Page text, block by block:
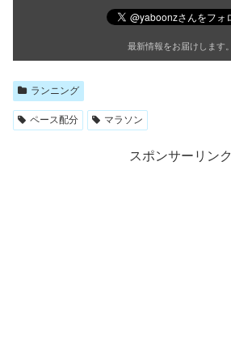
最新情報をお届けします。
ランニング
ペース配分 マラソン
スポンサーリンク